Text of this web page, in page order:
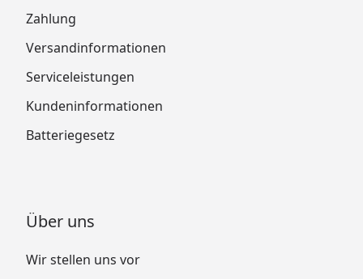
Zahlung
Versandinformationen
Serviceleistungen
Kundeninformationen
Batteriegesetz
Über uns
Wir stellen uns vor